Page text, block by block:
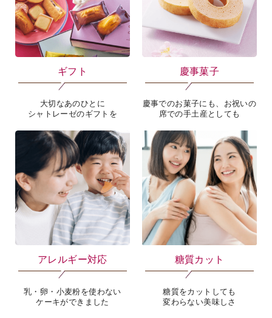
ギフト
大切なあのひとに
シャトレーゼのギフトを
慶事菓子
慶事でのお菓子にも、お祝いの
席での手土産としても
アレルギー対応
乳・卵・小麦粉を使わない
ケーキができました
糖質カット
糖質をカットしても
変わらない美味しさ